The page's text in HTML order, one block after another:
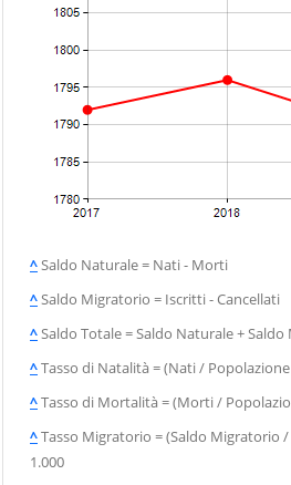
^Saldo Naturale = Nati - Morti
^Saldo Migratorio = Iscritti - Cancellati
^Saldo Totale = Saldo Naturale +
^Tasso di Natalità = (Nati /
^Tasso di Mortalità = (Morti /
^Tasso Migratorio = (Saldo Migratorio
1.000